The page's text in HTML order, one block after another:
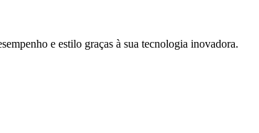
e estilo graças à sua tecnologia inovadora.